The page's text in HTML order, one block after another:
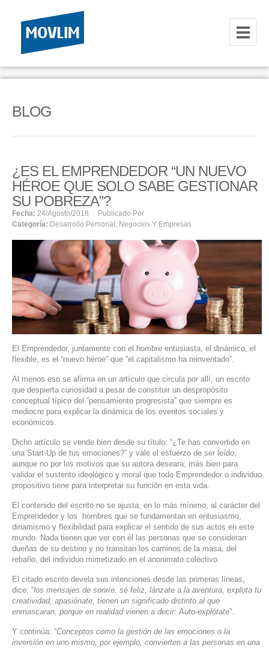
INICIO
HOSTING
HOSTING
RESELLER
SERVIDORES VPS
SERVIDORES VPS WINDOWS
SERVIDORES DEDICADOS
AGENCIA DIGITAL
PAGINAS WEB PARA NEGOCIOS
PAGINA WEB CON MANEJADOR DE CONTENIDOS
PAGINA WEB CON CATÁLOGO DE PRODUCTOS
PAGINAS WEB A MEDIDA
APPS PARA NEGOCIOS
SISTEMAS PARA NEGOCIOS Y EMPRESAS
EMAIL MARKETING
SERVICIOS DE TI
ASESORÍA TECNOLÓGICA
TRANSFORMACIÓN DIGITAL
BLOG
BLOG
¿ES EL EMPRENDEDOR “UN NUEVO
HÉROE QUE SOLO SABE GESTIONAR
SU POBREZA”?
Fecha: 24/agosto/2018
Publicado Por
Categoría: Desarrollo Personal , Negocios Y Empresas
El Emprendedor, juntamente con el hombre entusiasta, el dinámico, el
flexible, es el “nuevo héroe” que “el capitalismo ha reinventado”.
Al menos eso se afirma en un artículo que circula por allí, un escrito
que despierta curiosidad a pesar de constituir un despropósito
conceptual típico del “pensamiento progresista” que siempre es
mediocre para explicar la dinámica de los eventos sociales y
económicos.
Dicho artículo se vende bien desde su título: “¿Te has convertido en
una Start-Up de tus emociones?” y vale el esfuerzo de ser leído,
aunque no por los motivos que su autora deseara, más bien para
validar el sustento ideológico y moral que todo Emprendedor o individuo
propositivo tiene para interpretar su función en esta vida.
El contenido del escrito no se ajusta, en lo más mínimo, al carácter del
Emprendedor y los hombres que se fundamentan en entusiasmo,
dinamismo y flexibilidad para explicar el sentido de sus actos en este
mundo. Nada tienen que ver con él las personas que se consideran
dueñas de su destino y no transitan los caminos de la masa, del
rebaño, del individuo mimetizado en el anonimato colectivo.
El citado escrito devela sus intenciones desde las primeras líneas,
dice: “los mensajes de sonríe, sé feliz, lánzate a la aventura, explota tu
creatividad, apasiónate, tienen un significado distinto al que
enmascaran, porque en realidad vienen a decir: Auto-explótate”.
Y continúa: “Conceptos como la gestión de las emociones o la
inversión en uno mismo, por ejemplo, convierten a las personas en una